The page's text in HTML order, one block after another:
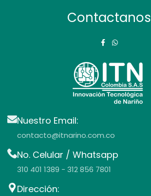
Contactanos
Nuestro Email:
contacto@itnarino.com.co
No. Celular / Whatsapp
310 401 1389 - 312 856 7801
Dirección: